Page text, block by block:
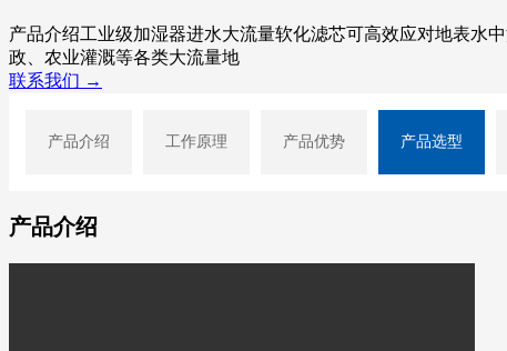
产品介绍工业级加湿器进水大流量软化滤芯可高效应对地表水
政、农业灌溉等各类大流量地
联系我们 →
产品介绍 工作原理 产品优势 产品选型
产品介绍